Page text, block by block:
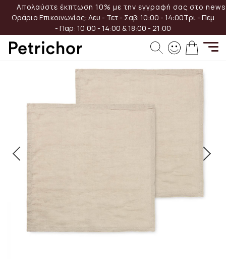
Μετάβαση
στο
Απολαύστε έκπτωση 10% με την εγγραφή σας στο
Ωράριο Επικοινωνίας: Δευ - Τετ - Σαβ: 10:00 - 14:00Τρι - Πεμ
- Παρ: 10:00 - 14:00 & 18:00 - 21:00
Το
Μετάβαση
στο